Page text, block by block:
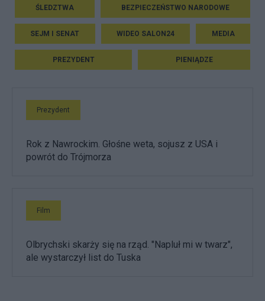
ŚLEDZTWA BEZPIECZEŃSTWO NARODOWE
SEJM I SENAT WIDEO SALON24 MEDIA
PREZYDENT PIENIĄDZE
Prezydent
Rok z Nawrockim. Głośne weta, sojusz z USA i
powrót do Trójmorza
Film
Olbrychski skarży się na rząd. "Napluł mi w twarz",
ale wystarczył list do Tuska